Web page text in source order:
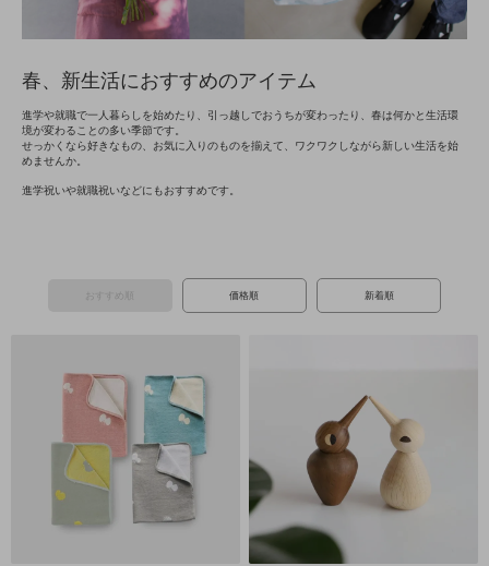
春、新生活におすすめのアイテム
進学や就職で一人暮らしを始めたり、引っ越しでおうちが変わったり、春は何かと生活環
境が変わることの多い季節です。
せっかくなら好きなもの、お気に入りのものを揃えて、ワクワクしながら新しい生活を始
めませんか。
進学祝いや就職祝いなどにもおすすめです。
おすすめ順 価格順 新着順